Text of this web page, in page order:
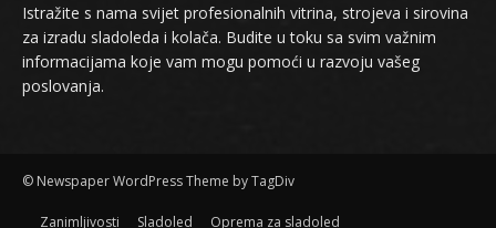
Istražite s nama svijet profesionalnih vitrina, strojeva i sirovina
za izradu sladoleda i kolača. Budite u toku sa svim važnim
informacijama koje vam mogu pomoći u razvoju vašeg
poslovanja.
© Newspaper WordPress Theme by TagDiv
Zanimljivosti Sladoled Oprema za sladoled